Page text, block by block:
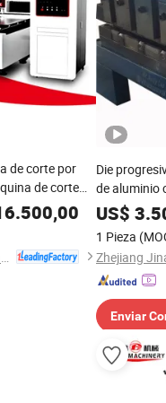
de corte por
de corte
de corte
Die
de aluminio
alimentador
US$
1 Pieza
Enviar